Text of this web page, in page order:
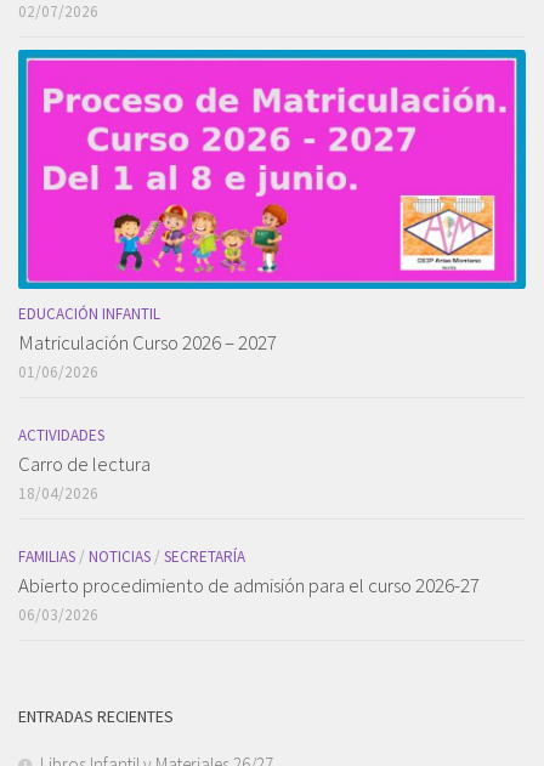
02/07/2026
EDUCACIÓN INFANTIL
Matriculación Curso 2026 – 2027
01/06/2026
ACTIVIDADES
Carro de lectura
18/04/2026
FAMILIAS / NOTICIAS / SECRETARÍA
Abierto procedimiento de admisión para el curso 2026-27
06/03/2026
ENTRADAS RECIENTES